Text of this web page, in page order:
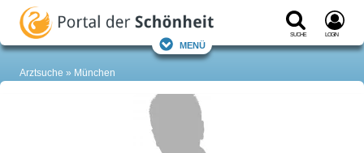
Suche Login
Menü
Arztsuche München